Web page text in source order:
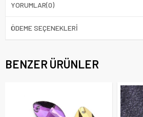
YORUMLAR(0)
ÖDEME SEÇENEKLERI
BENZER ÜRÜNLER